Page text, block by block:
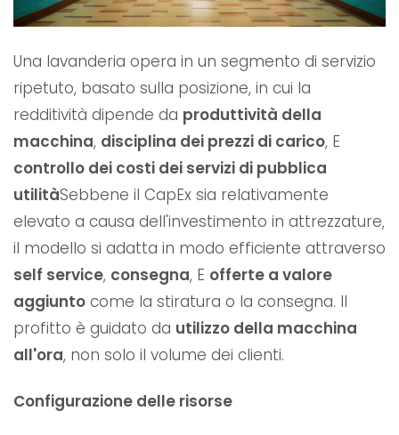
Una lavanderia opera in un segmento di servizio
ripetuto, basato sulla posizione, in cui la
redditività dipende da produttività della
macchina, disciplina dei prezzi di carico, E
controllo dei costi dei servizi di pubblica
utilitàSebbene il CapEx sia relativamente
elevato a causa dell'investimento in attrezzature,
il modello si adatta in modo efficiente attraverso
self service, consegna, E offerte a valore
aggiunto come la stiratura o la consegna. Il
profitto è guidato da utilizzo della macchina
all'ora, non solo il volume dei clienti.
Configurazione delle risorse